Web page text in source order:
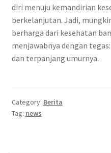
diri menuju kemandirian
berkelanjutan. Jadi,
berharga dari kesehatan
menjawabnya dengan
dan terpanjang umurnya.
Category: Berita
Tag: news